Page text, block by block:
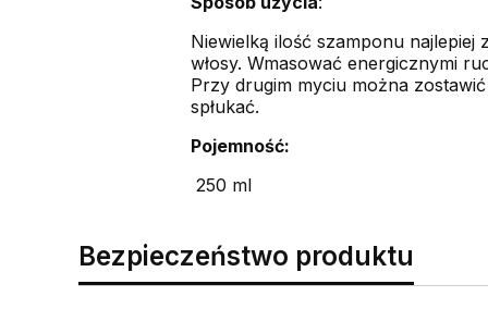
Niewielką ilość szamponu najlepiej
włosy. Wmasować energicznymi
Przy drugim myciu można
spłukać.
Pojemność:
250 ml
Bezpieczeństwo produktu